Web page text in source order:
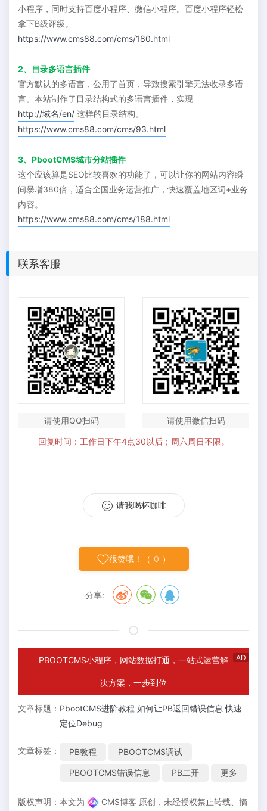
小程序，同时支持百度小程序、微信小程序。百度小程序轻松
拿下B级评级。
https://www.cms88.com/cms/180.html
2、目录多语言插件
官方默认的多语言，公用了首页，导致搜索引擎无法收录多语
言。本站制作了目录结构式的多语言插件，实现
http://域名/en/ 这样的目录结构。
https://www.cms88.com/cms/93.html
3、PbootCMS城市分站插件
这个应该算是SEO比较喜欢的功能了，可以让你的网站内容瞬
间暴增380倍，适合全国业务运营推广，快速覆盖地区词+业务
内容。
https://www.cms88.com/cms/188.html
联系客服
请使用QQ扫码 请使用微信扫码
回复时间：工作日下午4点30以后；周六周日不限。
请我喝杯咖啡
很赞哦！（ 0 ）
分享:
AD
PBOOTCMS小程序，网站数据打通，一站式运营解
决方案，一步到位
文章标题： PbootCMS进阶教程 如何让PB返回错误信息 快速
定位Debug
文章标签： PB教程 PBOOTCMS调试
PBOOTCMS错误信息 PB二开 更多
版权声明： 本文为
CMS博客 原创，未经授权禁止转载、摘